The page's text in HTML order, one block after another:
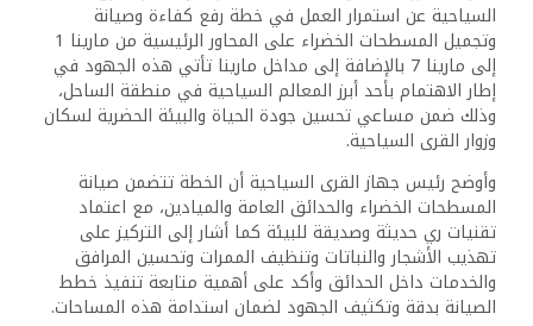
السياحية عن استمرار العمل في خطة رفع كفاءة وصيانة
وتجميل المسطحات الخضراء على المحاور الرئيسية من مارينا 1
إلى مارينا 7 بالإضافة إلى مداخل مارينا تأتي هذه الجهود في
إطار الاهتمام بأحد أبرز المعالم السياحية في منطقة الساحل،
وذلك ضمن مساعي تحسين جودة الحياة والبيئة الحضرية لسكان
وزوار القرى السياحية.
وأوضح رئيس جهاز القرى السياحية أن الخطة تتضمن صيانة
المسطحات الخضراء والحدائق العامة والميادين، مع اعتماد
تقنيات ري حديثة وصديقة للبيئة كما أشار إلى التركيز على
تهذيب الأشجار والنباتات وتنظيف الممرات وتحسين المرافق
والخدمات داخل الحدائق وأكد على أهمية متابعة تنفيذ خطط
الصيانة بدقة وتكثيف الجهود لضمان استدامة هذه المساحات.